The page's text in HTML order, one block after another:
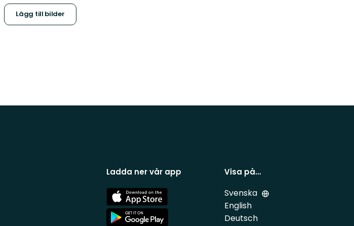
Lägg till bilder
Ladda ner vår app
App
Store
App
Visa på…
Svenska
English
Deutsch